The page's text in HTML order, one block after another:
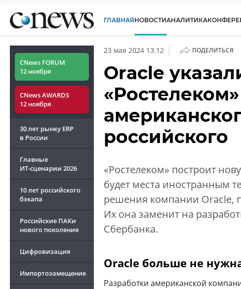
ГЛАВНАЯНОВОСТИАНАЛИТИКА
CNews FORUM
12 ноября
CNews AWARDS
12 ноября
30 лет рынку ERP
в России
Главные
ИТ-сценарии 2026
10 лет российского
бэкапа
Российские ПАКи
нового поколения
Цифровизация
Импортозамещение
23 мая 2024 13:12 | ПОДЕЛИТЬСЯ
Oracle
российского
«Ростелеком» построит
будет места иностранным
решения компании Oracle,
Их она заменит на
Сбербанка.
Oracle больше не
Разработки американской